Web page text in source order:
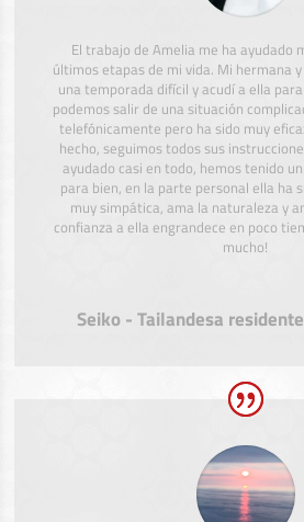
El trabajo de Amelia me ha ayudado
últimos etapas de mi vida. Mi hermana
una temporada difícil y acudí a ella
podemos salir de una situación
telefónicamente pero ha sido muy
hecho, seguimos todos sus
ayudado casi en todo, hemos tenido
para bien, en la parte personal ella ha
muy simpática, ama la naturaleza y
confianza a ella engrandece en poco
mucho!
Seiko - Tailandesa